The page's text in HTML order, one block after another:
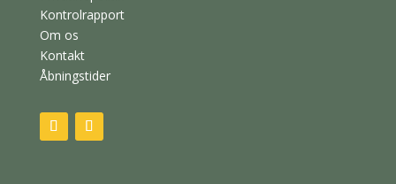
Kontrolrapport
Om os
Kontakt
Åbningstider